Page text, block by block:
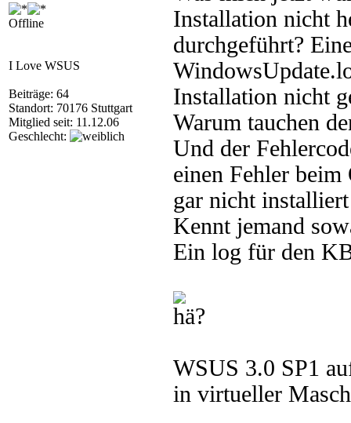
Offline
I Love WSUS
Beiträge: 64
Standort: 70176 Stuttgart
Mitglied seit: 11.12.06
Geschlecht:
Installation nicht
durchgeführt?
Installation nicht
Warum tauchen
Und der
einen Fehler
gar nicht
Kennt jemand
Ein log für den
WSUS 3.0 SP1
in virtueller